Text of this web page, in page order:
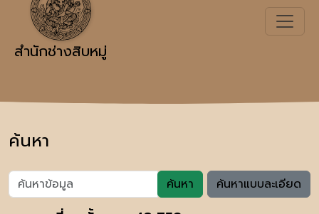
สำนักช่างสิบหมู่
ค้นหา
ค้นหา ค้นหาแบบละเอียด